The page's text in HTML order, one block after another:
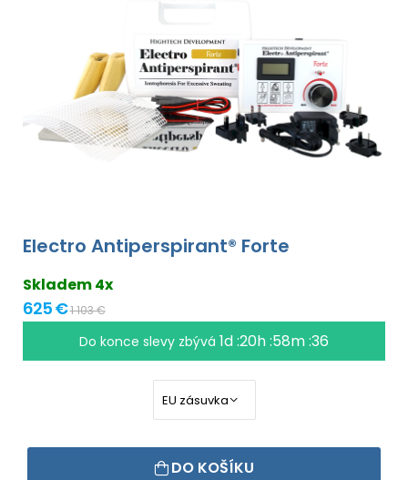
Electro Antiperspirant® Forte
Skladem 4x
625 €1 103 €
Do konce slevy zbývá 1d :20h :58m :36
DO KOŠÍKU